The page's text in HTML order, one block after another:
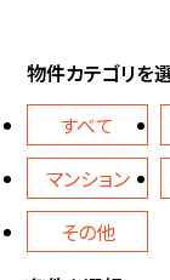
物件カテゴリを
すべて
マンション
その他